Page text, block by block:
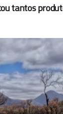
tantos